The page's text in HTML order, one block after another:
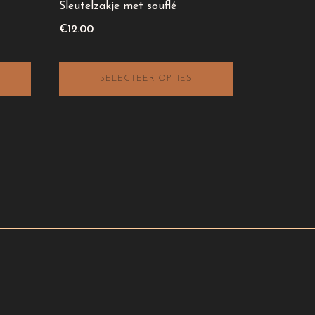
Sleutelzakje met souflé
€12.00
SELECTEER OPTIES
gekozen
productpagina